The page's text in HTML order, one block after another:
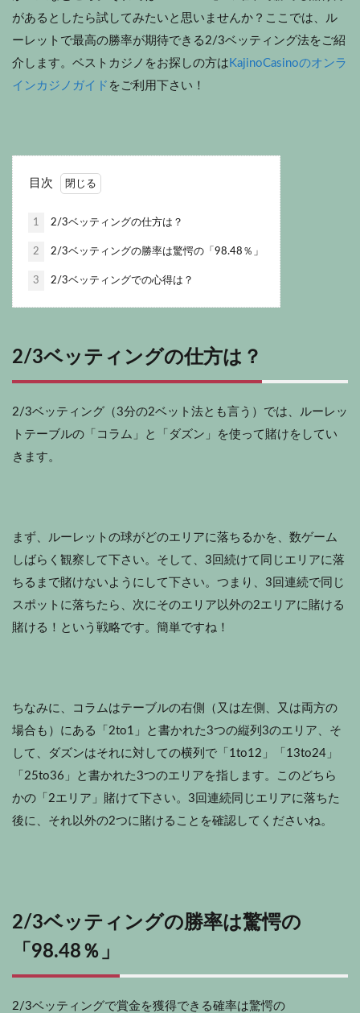
があるとしたら試してみたいと思いませんか？ここでは、ル
ーレットで最高の勝率が期待できる2/3ベッティング法をご紹
介します。ベストカジノをお探しの方は KajinoCasinoのオンラ
インカジノガイド をご利用下さい！
目次
1 2/3ベッティングの仕方は？
2 2/3ベッティングの勝率は驚愕の「98.48％」
3 2/3ベッティングでの心得は？
2/3ベッティングの仕方は？
2/3ベッティング（3分の2ベット法とも言う）では、ルーレッ
トテーブルの「コラム」と「ダズン」を使って賭けをしてい
きます。
まず、ルーレットの球がどのエリアに落ちるかを、数ゲーム
しばらく観察して下さい。そして、3回続けて同じエリアに落
ちるまで賭けないようにして下さい。つまり、3回連続で同じ
スポットに落ちたら、次にそのエリア以外の2エリアに賭ける
賭ける！という戦略です。簡単ですね！
ちなみに、コラムはテーブルの右側（又は左側、又は両方の
場合も）にある「2to1」と書かれた3つの縦列3のエリア、そ
して、ダズンはそれに対しての横列で「1to12」「13to24」
「25to36」と書かれた3つのエリアを指します。このどちら
かの「2エリア」賭けて下さい。3回連続同じエリアに落ちた
後に、それ以外の2つに賭けることを確認してくださいね。
2/3ベッティングの勝率は驚愕の
「98.48％」
2/3ベッティングで賞金を獲得できる確率は驚愕の